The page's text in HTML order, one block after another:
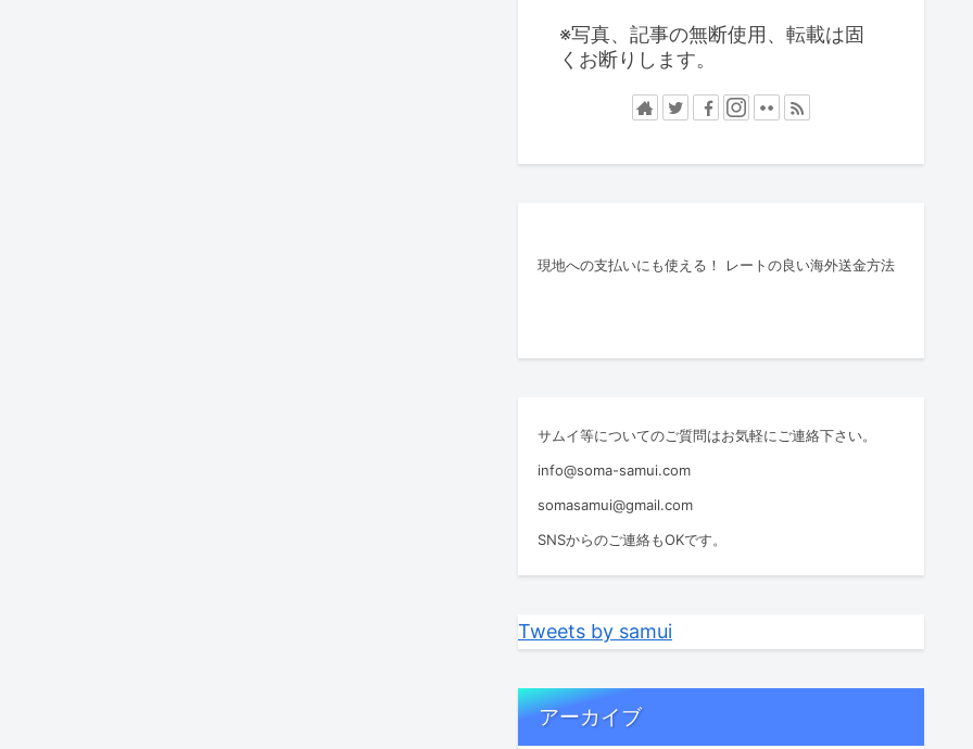
※写真、記事の無断使用、転載は固
くお断りします。
現地への支払いにも使える！ レートの良い海外送金方法
サムイ等についてのご質問はお気軽にご連絡下さい。
info@soma-samui.com
somasamui@gmail.com
SNSからのご連絡もOKです。
Tweets by samui
アーカイブ